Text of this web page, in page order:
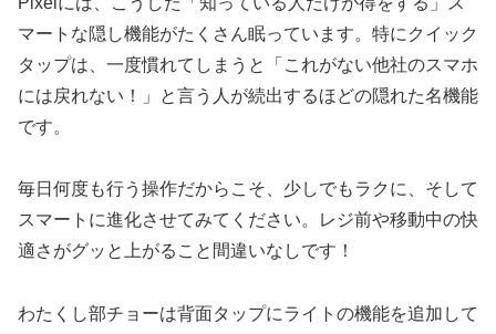
マートな隠し機能がたくさん眠っています。特にクイック
タップは、一度慣れてしまうと「これがない他社のスマホ
には戻れない！」と言う人が続出するほどの隠れた名機能
です。
毎日何度も行う操作だからこそ、少しでもラクに、そして
スマートに進化させてみてください。レジ前や移動中の快
適さがグッと上がること間違いなしです！
わたくし部チョーは背面タップにライトの機能を追加して